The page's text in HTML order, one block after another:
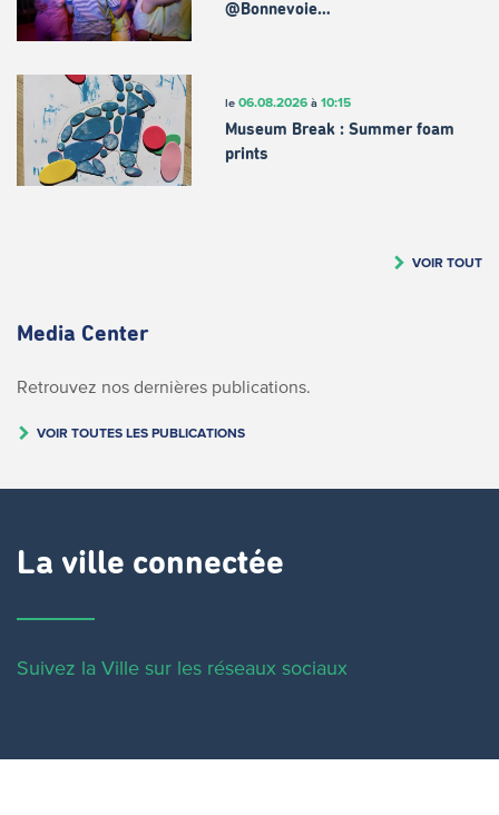
@Bonnevoie…
le 06.08.2026à 10:15
Museum Break : Summer foam
prints
VOIR TOUT
Media Center
Retrouvez nos dernières publications.
VOIR TOUTES LES PUBLICATIONS
La ville connectée
Suivez la Ville sur les réseaux sociaux